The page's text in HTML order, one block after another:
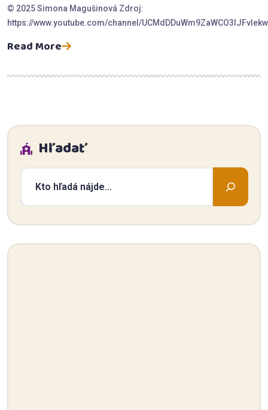
© 2025 Simona Magušinová Zdroj:
https://www.youtube.com/channel/UCMdDDuWm9ZaWCO3lJFvIekw
Read More
Hľadať